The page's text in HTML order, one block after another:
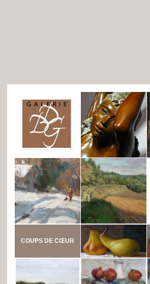
COUPS DE CŒUR